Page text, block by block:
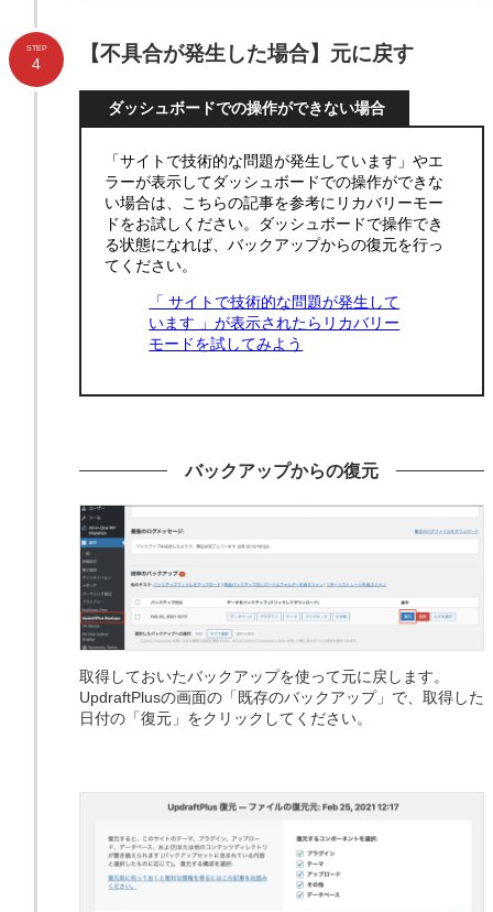
【不具合が発生した場合】元に戻す
ダッシュボードでの操作ができない場合
「サイトで技術的な問題が発生しています」やエ
ラーが表示してダッシュボードでの操作ができな
い場合は、こちらの記事を参考にリカバリーモー
ドをお試しください。ダッシュボードで操作でき
る状態になれば、バックアップからの復元を行っ
てください。
「 サイトで技術的な問題が発生して
います 」が表示されたらリカバリー
モードを試してみよう
バックアップからの復元
取得しておいたバックアップを使って元に戻します。
UpdraftPlusの画面の「既存のバックアップ」で、取得した
日付の「復元」をクリックしてください。
STEP
4